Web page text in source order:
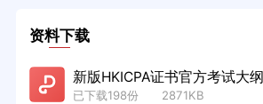
资料下载
新版HKICPA证书官方考试大纲
已下载198份 2871KB